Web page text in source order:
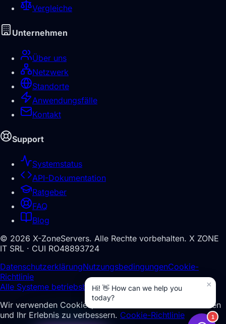
Vergleiche
Unternehmen
Über uns
Netzwerk
Standorte
Anwendungsfälle
Kontakt
Support
Systemstatus
API-Dokumentation
Ratgeber
FAQ
Blog
© 2026 X-ZoneServers. Alle Rechte vorbehalten. X ZONE
IT SRL · CUI RO48893724
DatenschutzerklärungNutzungsbedingungenCookie-
Richtlinie
Alle Systeme betriebsbereit
Wir verwenden Cookies, um den Datenverkehr zu messen
und Ihr Erlebnis zu verbessern. Cookie-Richtlinie